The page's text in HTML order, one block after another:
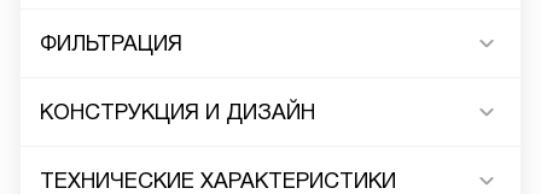
ФИЛЬТРАЦИЯ
КОНСТРУКЦИЯ И ДИЗАЙН
ТЕХНИЧЕСКИЕ ХАРАКТЕРИСТИКИ